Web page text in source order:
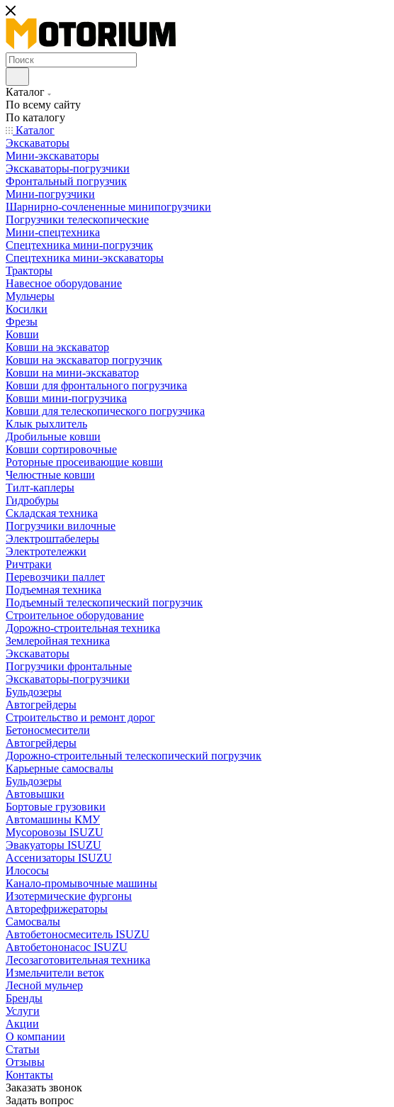
Каталог
По всему сайту
По каталогу
Каталог
Экскаваторы
Мини-экскаваторы
Экскаваторы-погрузчики
Фронтальный погрузчик
Мини-погрузчики
Шарнирно-сочлененные минипогрузчики
Погрузчики телескопические
Мини-спецтехника
Спецтехника мини-погрузчик
Спецтехника мини-экскаваторы
Тракторы
Навесное оборудование
Мульчеры
Косилки
Фрезы
Ковши
Ковши на экскаватор
Ковши на экскаватор погрузчик
Ковши на мини-экскаватор
Ковши для фронтального погрузчика
Ковши мини-погрузчика
Ковши для телескопического погрузчика
Клык рыхлитель
Дробильные ковши
Ковши сортировочные
Роторные просеивающие ковши
Челюстные ковши
Тилт-каплеры
Гидробуры
Складская техника
Погрузчики вилочные
Электроштабелеры
Электротележки
Ричтраки
Перевозчики паллет
Подъемная техника
Подъемный телескопический погрузчик
Строительное оборудование
Дорожно-строительная техника
Землеройная техника
Экскаваторы
Погрузчики фронтальные
Экскаваторы-погрузчики
Бульдозеры
Автогрейдеры
Строительство и ремонт дорог
Бетоносмесители
Автогрейдеры
Дорожно-строительный телескопический погрузчик
Карьерные самосвалы
Бульдозеры
Автовышки
Бортовые грузовики
Автомашины КМУ
Мусоровозы ISUZU
Эвакуаторы ISUZU
Ассенизаторы ISUZU
Илососы
Канало-промывочные машины
Изотермические фургоны
Авторефрижераторы
Самосвалы
Автобетоносмеситель ISUZU
Автобетононасос ISUZU
Лесозаготовительная техника
Измельчители веток
Лесной мульчер
Бренды
Услуги
Акции
О компании
Статьи
Отзывы
Контакты
Заказать звонок
Задать вопрос